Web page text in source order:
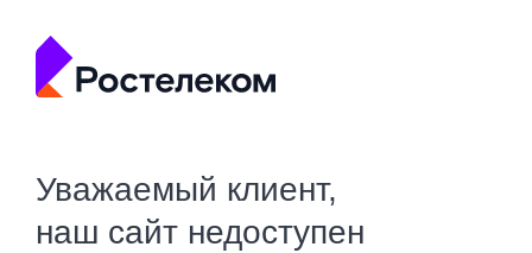
Уважаемый клиент,
наш сайт недоступен